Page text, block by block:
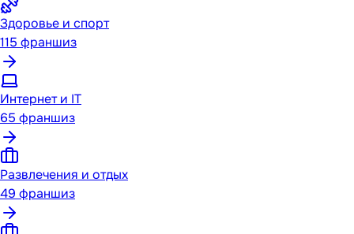
Здоровье и спорт
115 франшиз
Интернет и IT
65 франшиз
Развлечения и отдых
49 франшиз